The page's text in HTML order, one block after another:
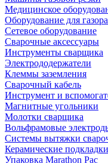
Медицинское
Оборудование для
Сетевое оборудование
Сварочные аксессуары
Инструменты сварщика
Электрододержатели
Клеммы заземления
Сварочный кабель
Инструмент и
Магнитные угольники
Молотки сварщика
Вольфрамовые
Системы вытяжки
Керамические подкладки
Упаковка Marathon Pac